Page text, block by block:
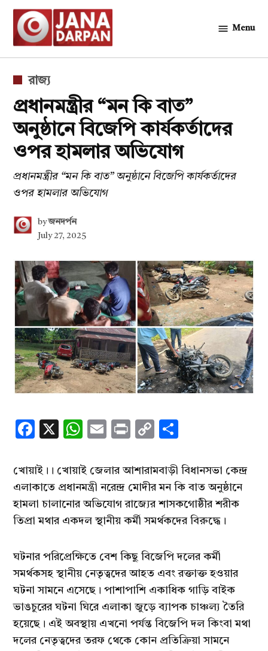
Skip
content
Menu
POSTED
IN
রাজ্য
প্রধানমন্ত্রীর “মন কি বাত”
অনুষ্ঠানে বিজেপি কার্যকর্তাদের
ওপর হামলার অভিযোগ
প্রধানমন্ত্রীর “মন কি বাত” অনুষ্ঠানে বিজেপি কার্যকর্তাদের
ওপর হামলার অভিযোগ
by জনদর্পন
July 27, 2025
Facebook
X WhatsApp
EmailPrintCopy
খোয়াই।। খোয়াই জেলার আশারামবাড়ী বিধানসভা কেন্দ্র
এলাকাতে প্রধানমন্ত্রী নরেন্দ্র মোদীর মন কি বাত অনুষ্ঠানে
হামলা চালানোর অভিযোগ রাজ্যের শাসকগোষ্ঠীর শরীক
তিপ্রা মথার একদল স্থানীয় কর্মী সমর্থকদের বিরুদ্ধে।
ঘটনার পরিপ্রেক্ষিতে বেশ কিছু বিজেপি দলের কর্মী
সমর্থকসহ স্থানীয় নেতৃত্বদের আহত এবং রক্তাক্ত হওয়ার
ঘটনা সামনে এসেছে। পাশাপাশি একাধিক গাড়ি বাইক
ভাঙচুরের ঘটনা ঘিরে এলাকা জুড়ে ব্যাপক চাঞ্চল্য তৈরি
হয়েছে। এই অবস্থায় এখনো পর্যন্ত বিজেপি দল কিংবা মথা
দলের নেতৃত্বদের তরফ থেকে কোন প্রতিক্রিয়া সামনে